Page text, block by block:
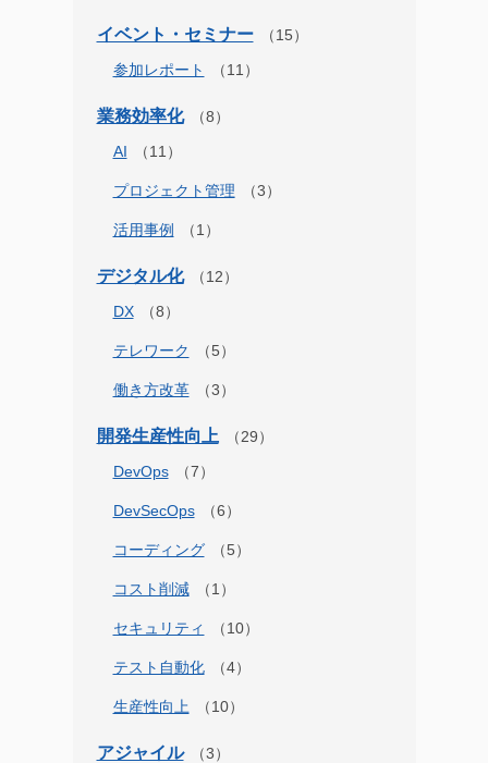
イベント・セミナー
参加レポート
業務効率化
AI
プロジェクト管理
活用事例
デジタル化
DX
テレワーク
働き方改革
開発生産性向上
DevOps
DevSecOps
コーディング
コスト削減
セキュリティ
テスト自動化
生産性向上
アジャイル